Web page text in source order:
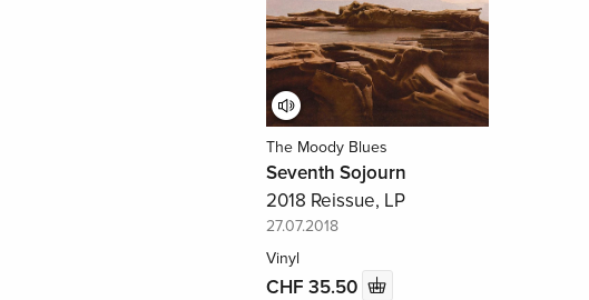
The Moody Blues
Seventh Sojourn
2018 Reissue, LP
27.07.2018
Vinyl
CHF 35.50